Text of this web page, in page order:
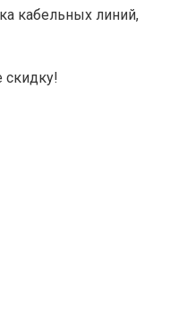
кабельных линий,
скидку!